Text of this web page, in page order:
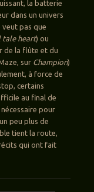
la batterie
dans un univers
veut pas que
tale heart) ou
de la flûte et du
sur Champion)
à force de
certains
au final de
pour
peu plus de
tient la route,
qui ont fait